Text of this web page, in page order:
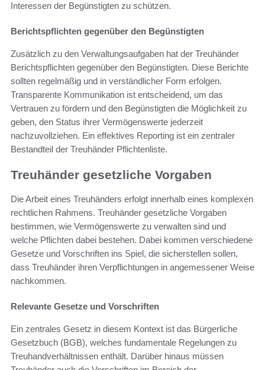
Interessen der Begünstigten zu schützen.
Berichtspflichten gegenüber den Begünstigten
Zusätzlich zu den Verwaltungsaufgaben hat der Treuhänder
Berichtspflichten gegenüber den Begünstigten. Diese Berichte
sollten regelmäßig und in verständlicher Form erfolgen.
Transparente Kommunikation ist entscheidend, um das
Vertrauen zu fördern und den Begünstigten die Möglichkeit zu
geben, den Status ihrer Vermögenswerte jederzeit
nachzuvollziehen. Ein effektives Reporting ist ein zentraler
Bestandteil der Treuhänder Pflichtenliste.
Treuhänder gesetzliche Vorgaben
Die Arbeit eines Treuhänders erfolgt innerhalb eines komplexen
rechtlichen Rahmens. Treuhänder gesetzliche Vorgaben
bestimmen, wie Vermögenswerte zu verwalten sind und
welche Pflichten dabei bestehen. Dabei kommen verschiedene
Gesetze und Vorschriften ins Spiel, die sicherstellen sollen,
dass Treuhänder ihren Verpflichtungen in angemessener Weise
nachkommen.
Relevante Gesetze und Vorschriften
Ein zentrales Gesetz in diesem Kontext ist das Bürgerliche
Gesetzbuch (BGB), welches fundamentale Regelungen zu
Treuhandverhältnissen enthält. Darüber hinaus müssen